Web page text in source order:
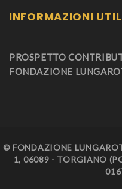
INFORMAZIONI
PROSPETTO
FONDAZIONE
© FONDAZIONE
1, 06089 - TORGIANO